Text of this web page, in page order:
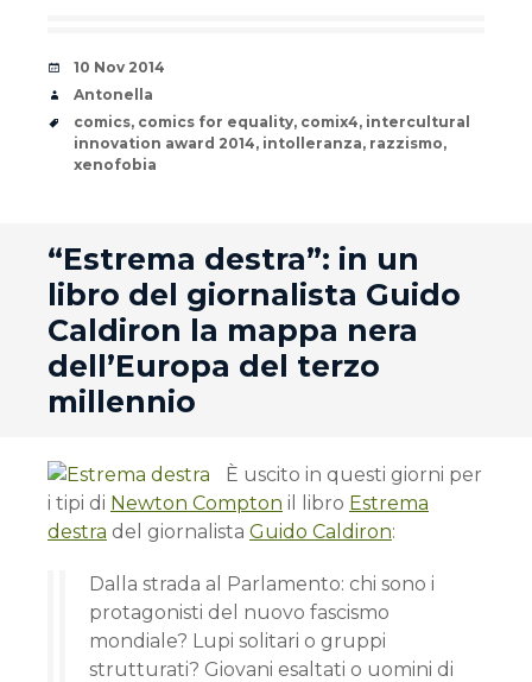
Date
10 Nov 2014
Author
Antonella
Tags
comics, comics for equality, comix4, intercultural
innovation award 2014, intolleranza, razzismo,
xenofobia
“Estrema destra”: in un
libro del giornalista Guido
Caldiron la mappa nera
dell’Europa del terzo
millennio
È uscito in questi giorni per
i tipi di Newton Compton il libro Estrema
destra del giornalista Guido Caldiron:
Dalla strada al Parlamento: chi sono i
protagonisti del nuovo fascismo
mondiale? Lupi solitari o gruppi
strutturati? Giovani esaltati o uomini di